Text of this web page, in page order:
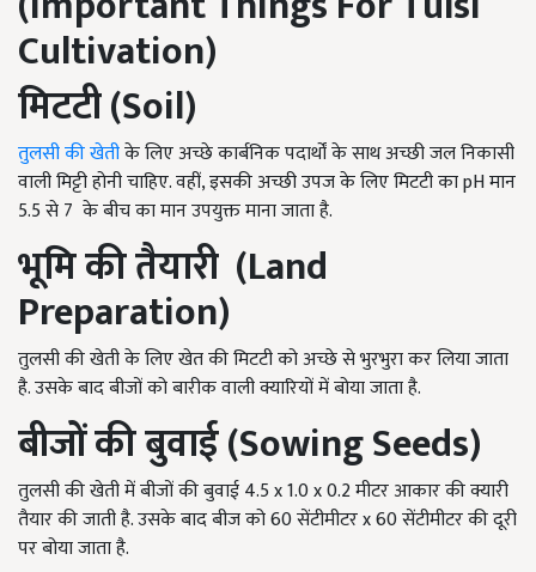
Cultivation)
मिटटी(Soil)
तुलसी की खेतीके लिए अच्छे कार्बनिक पदार्थों के साथ अच्छी जल निकासी
वाली मिट्टी होनी चाहिए. वहीं, इसकी अच्छी उपज के लिए मिटटी का pH मान
5.5 से 7 के बीच का मान उपयुक्त माना जाता है.
भूमि की तैयारी (Land
Preparation)
तुलसी की खेती के लिए खेत की मिटटी को अच्छे से भुरभुरा कर लिया जाता
है. उसके बाद बीजों को बारीक वाली क्यारियों में बोया जाता है.
बीजों की बुवाई(Sowing Seeds)
तुलसी की खेती में बीजों की बुवाई 4.5 x 1.0 x 0.2 मीटर आकार की क्यारी
तैयार की जाती है. उसके बाद बीज को 60 सेंटीमीटर x 60 सेंटीमीटर की दूरी
पर बोया जाता है.